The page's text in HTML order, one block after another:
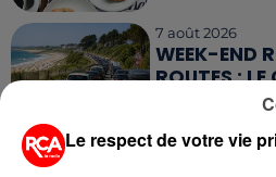
7 août 2026
WEEK-END
ROUTES : LE
PRÉPARE À
6 août 2026
Le respect de votre vie